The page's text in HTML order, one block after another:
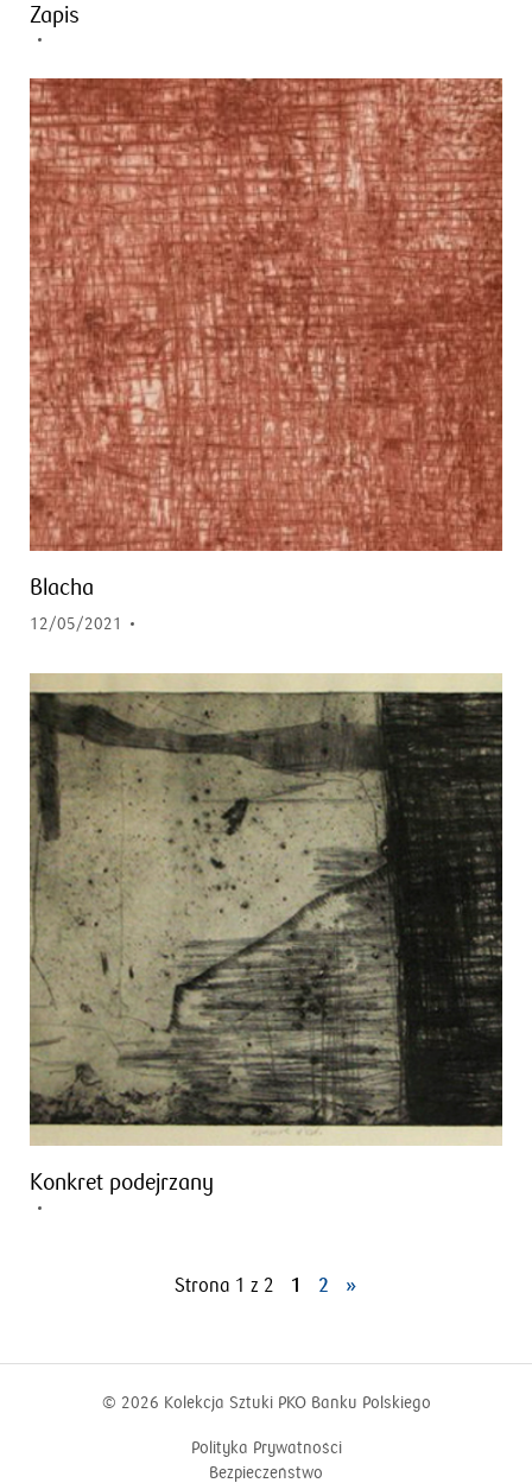
Zapis
Blacha
12/05/2021
Konkret podejrzany
Strona 1 z 2 1 2 »
© 2026 Kolekcja Sztuki PKO Banku Polskiego
Polityka Prywatności
Bezpieczeństwo